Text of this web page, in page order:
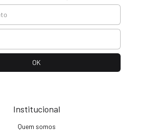
Institucional
Quem somos